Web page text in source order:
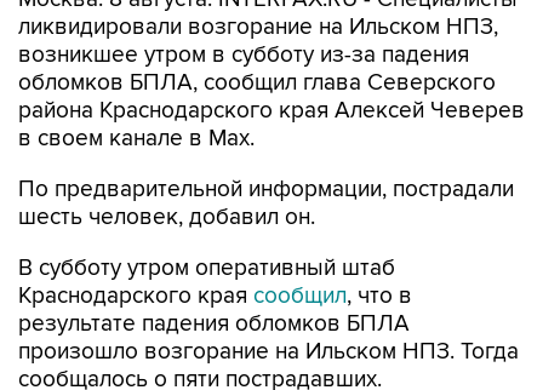
ликвидировали возгорание на Ильском НПЗ,
возникшее утром в субботу из-за падения
обломков БПЛА, сообщил глава Северского
района Краснодарского края Алексей Чеверев
в своем канале в Max.
По предварительной информации, пострадали
шесть человек, добавил он.
В субботу утром оперативный штаб
Краснодарского края сообщил, что в
результате падения обломков БПЛА
произошло возгорание на Ильском НПЗ. Тогда
сообщалось о пяти пострадавших.